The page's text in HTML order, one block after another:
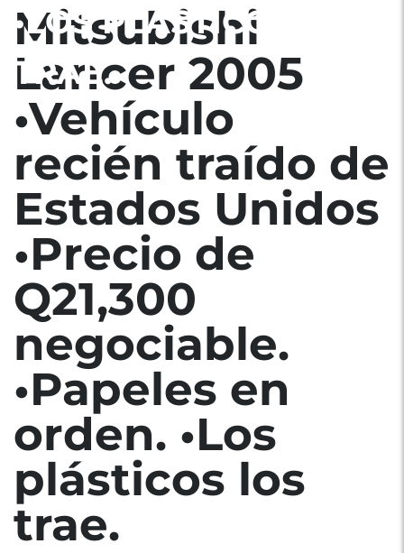
•LOS PLÁSTICOS LOS
TRAE.
Mitsubishi
Lancer 2005
•Vehículo
recién traído de
Estados Unidos
•Precio de
Q21,300
negociable.
•Papeles en
orden. •Los
plásticos los
trae.